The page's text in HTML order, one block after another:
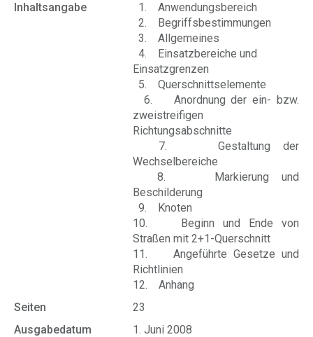
Inhaltsangabe
1. Anwendungsbereich
2. Begriffsbestimmungen
3. Allgemeines
4. Einsatzbereiche und
Einsatzgrenzen
5. Querschnittselemente
6. Anordnung der ein- bzw.
zweistreifigen
Richtungsabschnitte
7. Gestaltung der
Wechselbereiche
8. Markierung und
Beschilderung
9. Knoten
10. Beginn und Ende von
Straßen mit 2+1-Querschnitt
11. Angeführte Gesetze und
Richtlinien
12. Anhang
Seiten
23
Ausgabedatum
1. Juni 2008